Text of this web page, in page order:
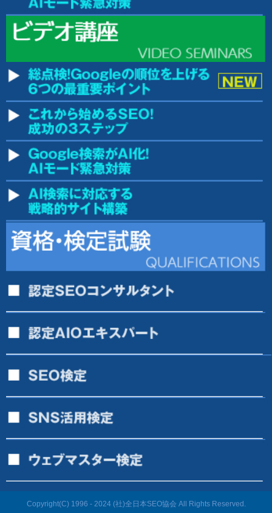
Copyright(C) 1996 - 2024 (社)全日本SEO協会 All Rights Reserved.